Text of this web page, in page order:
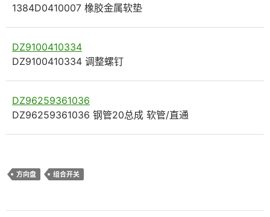
1384D0410007 橡胶金属软垫
DZ9100410334
DZ9100410334 调整螺钉
DZ96259361036
DZ96259361036 钢管20总成 软管/直通
方向盘 组合开关